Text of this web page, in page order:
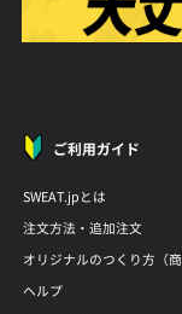
ご利用ガイド
SWEAT.jpとは
注文方法・追加注文
オリジナルのつくり方（商
ヘルプ